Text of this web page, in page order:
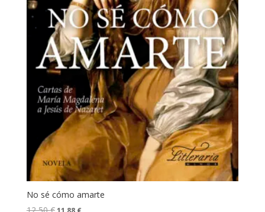
No sé cómo amarte